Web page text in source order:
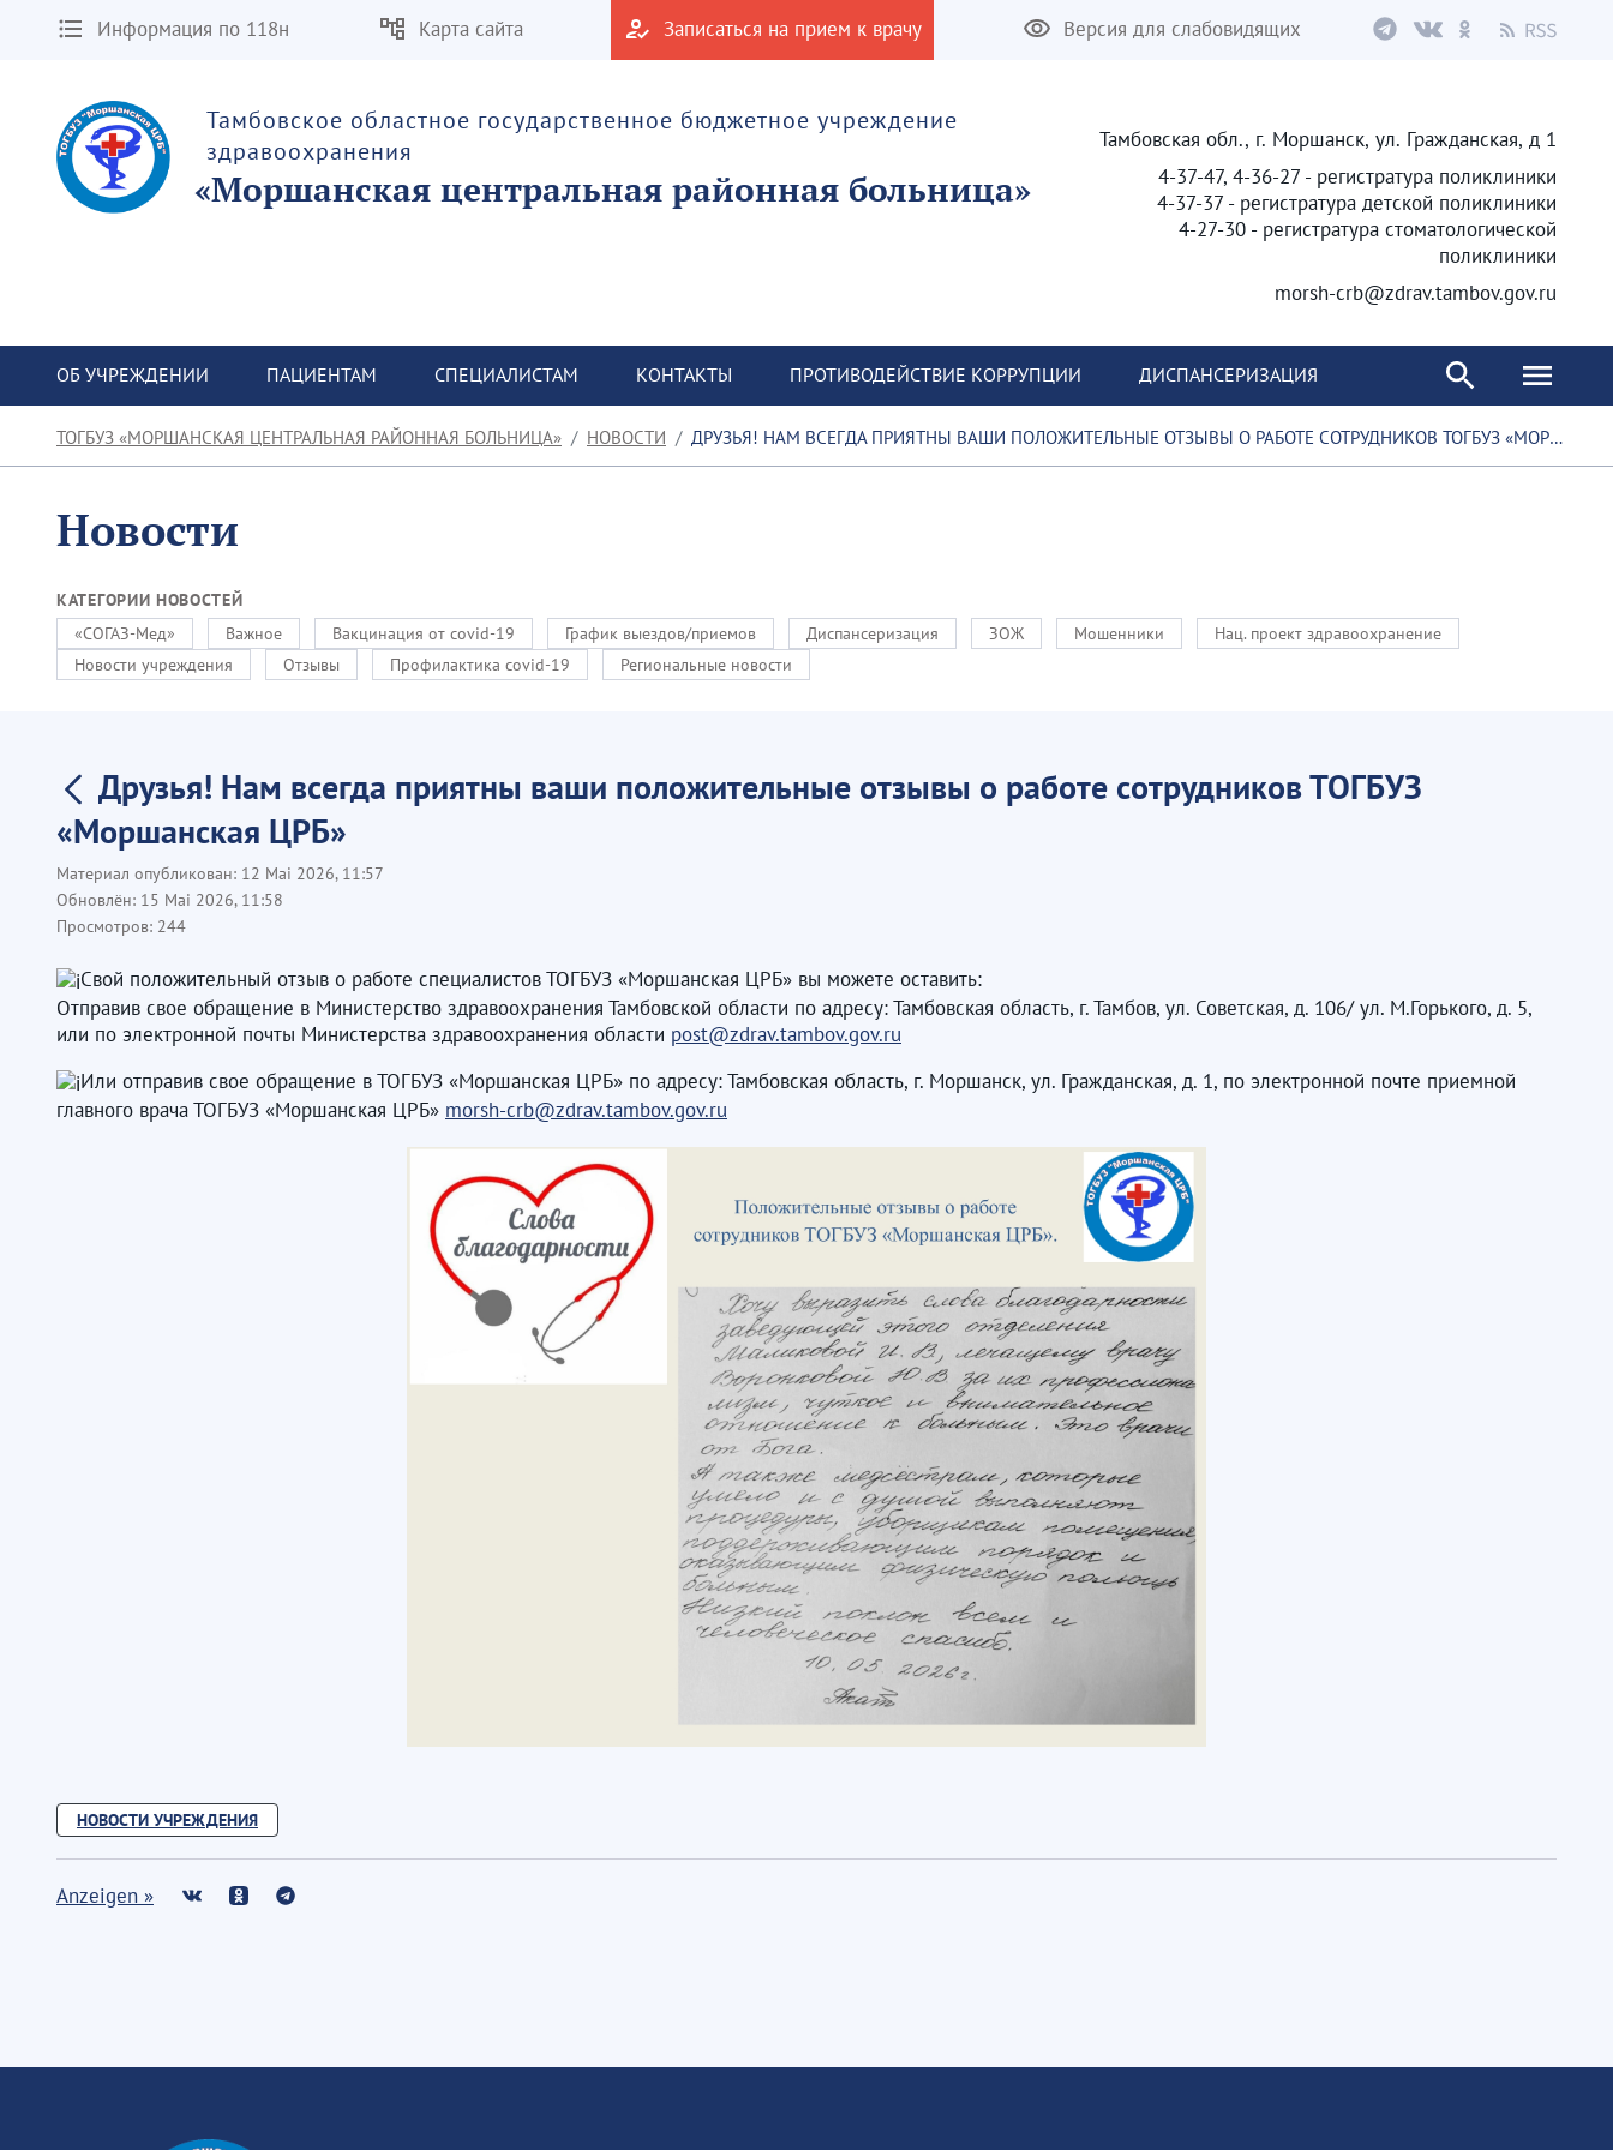
Информация по 118н Карта сайта Записаться на прием к врачу Версия для слабовидящих
Тамбовское областное государственное бюджетное учреждение
здравоохранения
«Моршанская центральная районная больница»
Тамбовская обл., г. Моршанск, ул. Гражданская, д 1
4-37-47, 4-36-27 - регистратура поликлиники
4-37-37 - регистратура детской поликлиники
4-27-30 - регистратура стоматологической
поликлиники
morsh-crb@zdrav.tambov.gov.ru
ОБ УЧРЕЖДЕНИИ ПАЦИЕНТАМ СПЕЦИАЛИСТАМ КОНТАКТЫ ПРОТИВОДЕЙСТВИЕ КОРРУПЦИИ ДИСПАНСЕРИЗАЦИЯ
ТОГБУЗ «МОРШАНСКАЯ ЦЕНТРАЛЬНАЯ РАЙОННАЯ БОЛЬНИЦА» НОВОСТИ ДРУЗЬЯ! НАМ ВСЕГДА ПРИЯТНЫ ВАШИ ПОЛОЖИТЕЛЬНЫЕ ОТЗЫВЫ О РАБОТЕ СОТРУДНИКОВ ТОГБУЗ «МОРШАНСКАЯ ЦРБ»
Новости
КАТЕГОРИИ НОВОСТЕЙ
«СОГАЗ-Мед»
Важное Вакцинация от covid-19 График выездов/приемов Диспансеризация ЗОЖ Мошенники
Нац. проект здравоохранение
Новости учреждения
Отзывы Профилактика covid-19 Региональные новости
Друзья! Нам всегда приятны ваши положительные отзывы о работе сотрудников ТОГБУЗ
«Моршанская ЦРБ»
Материал опубликован: 12 Mai 2026, 11:57
Обновлён: 15 Mai 2026, 11:58
Просмотров: 244
Свой положительный отзыв о работе специалистов ТОГБУЗ «Моршанская ЦРБ» вы можете оставить:
Отправив свое обращение в Министерство здравоохранения Тамбовской области по адресу: Тамбовская область, г. Тамбов, ул. Советская, д. 106/ ул. М.Горького, д. 5,
или по электронной почты Министерства здравоохранения области post@zdrav.tambov.gov.ru
Или отправив свое обращение в ТОГБУЗ «Моршанская ЦРБ» по адресу: Тамбовская область, г. Моршанск, ул. Гражданская, д. 1, по электронной почте приемной
главного врача ТОГБУЗ «Моршанская ЦРБ» morsh-crb@zdrav.tambov.gov.ru
НОВОСТИ УЧРЕЖДЕНИЯ
Anzeigen »